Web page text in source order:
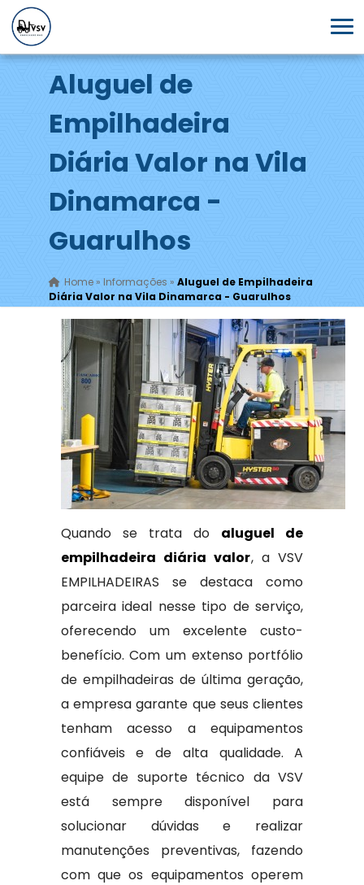
Aluguel de
Empilhadeira
Diária Valor na Vila
Dinamarca -
Guarulhos
Home» Informações » Aluguel de Empilhadeira
Diária Valor na Vila Dinamarca - Guarulhos
Quando se trata do aluguel de
empilhadeira diária valor, a VSV
EMPILHADEIRAS se destaca como
parceira ideal nesse tipo de serviço,
oferecendo um excelente custo-
benefício. Com um extenso portfólio
de empilhadeiras de última geração,
a empresa garante que seus clientes
tenham acesso a equipamentos
confiáveis e de alta qualidade. A
equipe de suporte técnico da VSV
está sempre disponível para
solucionar dúvidas e realizar
manutenções preventivas, fazendo
com que os equipamentos operem